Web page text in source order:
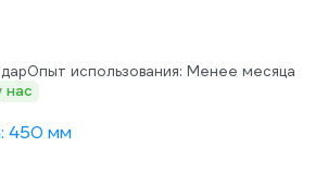
Опыт использования: Менее месяца
нас
450 мм